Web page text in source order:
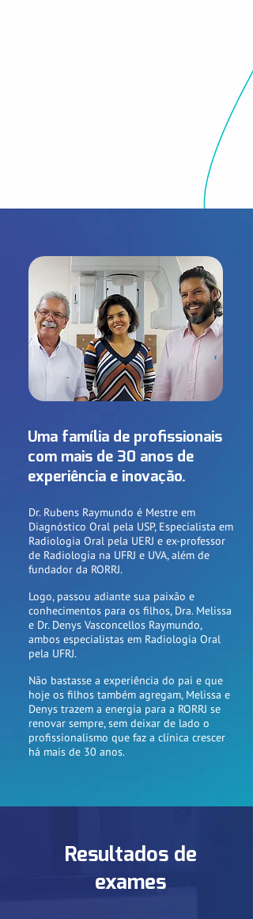
Uma família de profissionais
com mais de 30 anos de
experiência e inovação.
Dr. Rubens Raymundo é Mestre em
Diagnóstico Oral pela USP, Especialista em
Radiologia Oral pela UERJ e ex-professor
de Radiologia na UFRJ e UVA, além de
fundador da RORRJ.
Logo, passou adiante sua paixão e
conhecimentos para os filhos, Dra. Melissa
e Dr. Denys Vasconcellos Raymundo,
ambos especialistas em Radiologia Oral
pela UFRJ.
Não bastasse a experiência do pai e que
hoje os filhos também agregam, Melissa e
Denys trazem a energia para a RORRJ se
renovar sempre, sem deixar de lado o
profissionalismo que faz a clínica crescer
há mais de 30 anos.
Resultados de
exames